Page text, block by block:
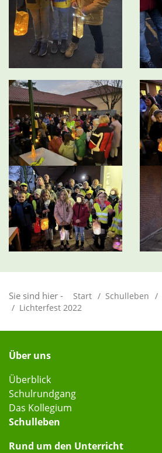
Sie sind hier - Start Schulleben
Lichterfest 2022
Über uns
Überblick
Schulrundgang
Das Kollegium
Schulleben
Rund um den Unterricht